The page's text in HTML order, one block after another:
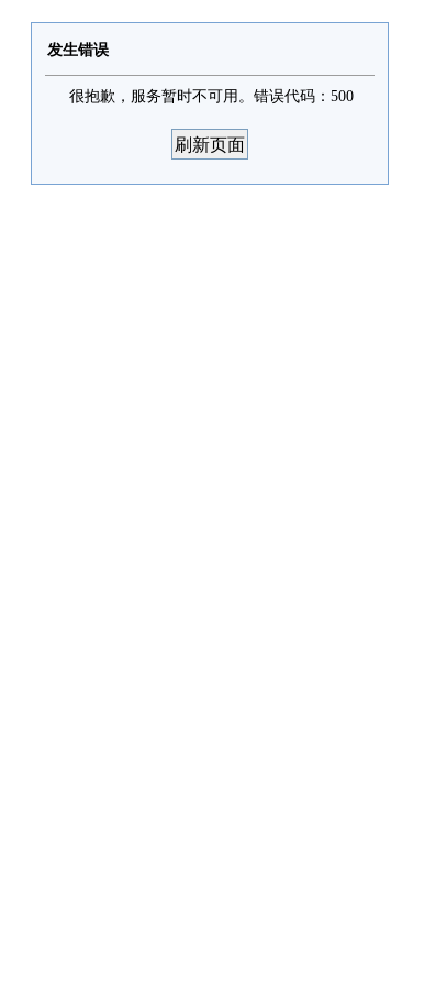
发生错误
很抱歉，服务暂时不可用。错误代码：500